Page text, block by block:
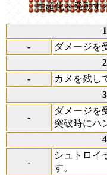
性超化を発動す
-
ダメージを
-
カメを残し
-
ダメージを
突破時にハ
-
シュトロイ
す。